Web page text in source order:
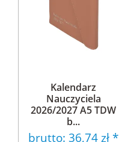
Kalendarz
Nauczyciela
2026/2027 A5 TDW
b...
brutto: 36,74 zł *